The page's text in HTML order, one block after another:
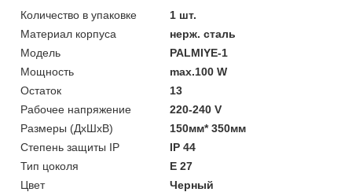
Количество в упаковке
1 шт.
Материал корпуса
нерж. сталь
Модель
PALMIYE-1
Мощность
max.100 W
Остаток
13
Рабочее напряжение
220-240 V
Размеры (ДхШхВ)
150мм* 350мм
Степень защиты IP
IP 44
Тип цоколя
Е 27
Цвет
Черный